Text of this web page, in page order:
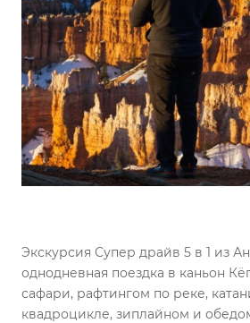
Экскурсия Супер драйв 5 в 1 из
однодневная поездка в каньон
сафари, рафтингом по реке,
квадроцикле, зиплайном и